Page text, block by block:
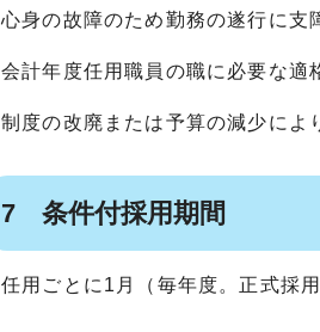
心身の故障のため勤務の遂行に支
会計年度任用職員の職に必要な適
制度の改廃または予算の減少によ
7 条件付採用期間
任用ごとに1月（毎年度。正式採